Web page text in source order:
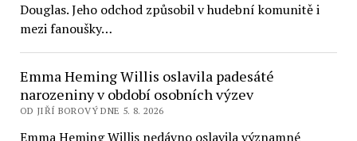
Douglas. Jeho odchod způsobil v hudební komunitě i
mezi fanoušky…
Emma Heming Willis oslavila padesáté
narozeniny v období osobních výzev
OD JIŘÍ BOROVÝ DNE 5. 8. 2026
Emma Heming Willis nedávno oslavila významné